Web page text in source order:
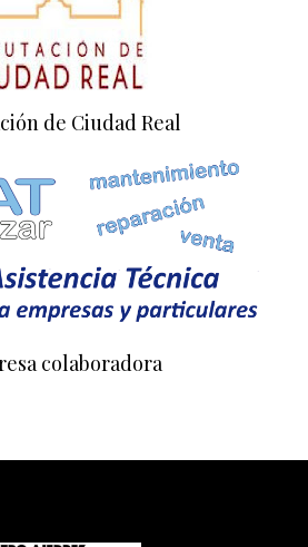
de Ciudad Real
colaboradora